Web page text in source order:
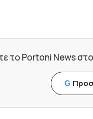
το Portoni News στο
G